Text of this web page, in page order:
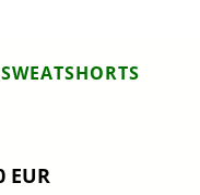
EUR